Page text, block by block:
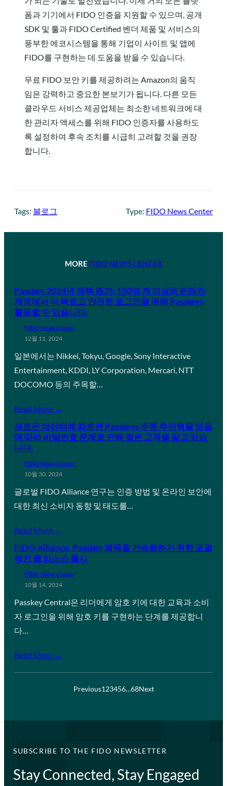
폼과 기기에서 FIDO 인증을 지원할 수 있으며, 공개
SDK 및 툴과 FIDO Certified 벤더 제품 및 서비스의
풍부한 에코시스템을 통해 기업이 사이트 및 앱에
FIDO를 구현하는 데 도움을 받을 수 있습니다.
무료 FIDO 보안 키를 제공하려는 Amazon의 움직
임은 강력하고 중요한 본보기가 됩니다. 다른 모든
클라우드 서비스 제공업체는 최소한 네트워크에 대
한 관리자 액세스를 위해 FIDO 인증자를 사용하도
록 설정하여 후속 조치를 시급히 고려할 것을 권장
합니다.
Tags: 블로그 Type: FIDO News Center
MORE FIDO NEWS CENTER
Passkey 2024년 채택 증가: 150억 개 이상의 온라인
계정에서 더 빠르고 안전한 로그인을 위해 Passkeys
활용할 수 있습니다.
FIDO News Center
12월 11, 2024
일본에서는 Nikkei, Tokyu, Google, Sony Interactive
Entertainment, KDDI, LY Corporation, Mercari, NTT
DOCOMO 등의 주목할…
Read More →
새로운 데이터에 따르면 Passkeys 주류 추진력을 얻음
에 따라 비밀번호 문제로 인해 젊은 고객을 잃고 있습
니다.
FIDO News Center
10월 30, 2024
글로벌 FIDO Alliance 연구는 인증 방법 및 온라인 보안에
대한 최신 소비자 동향 및 태도를…
Read More →
FIDO Alliance, Passkey 채택을 가속화하기 위한 포괄
적인 웹 리소스 출시
FIDO News Center
10월 14, 2024
Passkey Central은 리더에게 암호 키에 대한 교육과 소비
자 로그인을 위해 암호 키를 구현하는 단계를 제공합니
다…
Read More →
Previous123456…68Next
SUBSCRIBE TO THE FIDO NEWSLETTER
Stay Connected, Stay Engaged